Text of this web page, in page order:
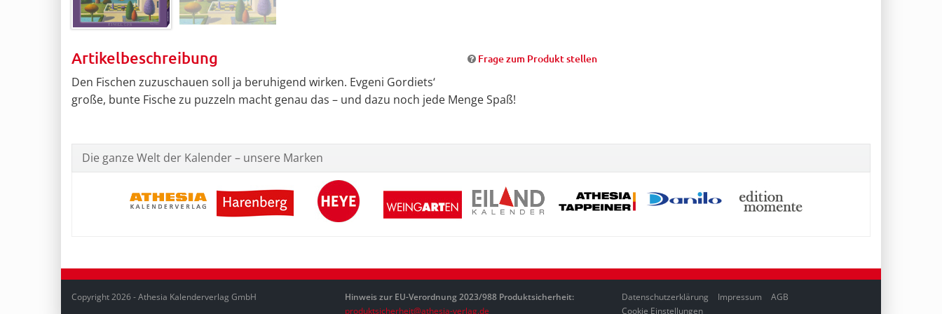
Artikelbeschreibung Frage zum Produkt stellen
Den Fischen zuzuschauen soll ja beruhigend wirken. Evgeni Gordiets‘
große, bunte Fische zu puzzeln macht genau das – und dazu noch jede Menge Spaß!
Die ganze Welt der Kalender – unsere Marken
Copyright 2026 - Athesia Kalenderverlag GmbH
Hinweis zur EU-Verordnung 2023/988 Produktsicherheit:
produktsicherheit@athesia-verlag.de
Datenschutzerklärung Impressum
AGB
Cookie Einstellungen